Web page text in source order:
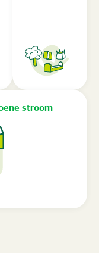
stroom